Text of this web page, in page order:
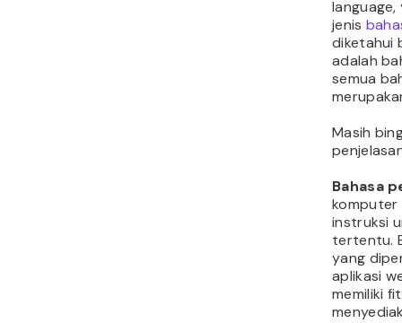
jenis
diketahui
adalah
semua
Masih
Bahasa
komputer
instruksi
tertentu.
yang
aplikasi
memiliki